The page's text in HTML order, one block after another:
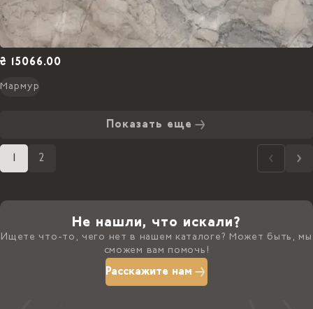
₴ 15066.00
Мармур
Показать еще
2
Не нашли, что искали?
Ищете что-то, чего нет в нашем каталоге? Может быть, мы
сможем вам помочь!
Расскажите нам